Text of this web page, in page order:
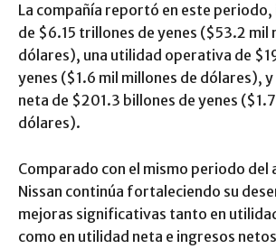
La compañía reportó en este
de $6.15 trillones de yenes ($53.2 mil
dólares), una utilidad operativa de
yenes ($1.6 mil millones de dólares),
neta de $201.3 billones de yenes
dólares).
Comparado con el mismo periodo del
Nissan continúa fortaleciendo su
mejoras significativas tanto en
como en utilidad neta e ingresos